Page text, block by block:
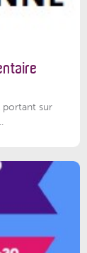
sur